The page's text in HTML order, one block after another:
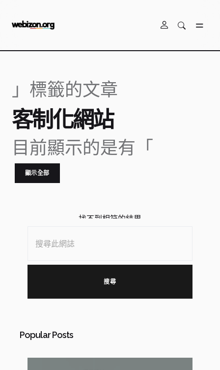
目前顯示的是有「
客制化網站
」標籤的文章
顯示全部
表
章
找不到相符的結果
Popular Posts